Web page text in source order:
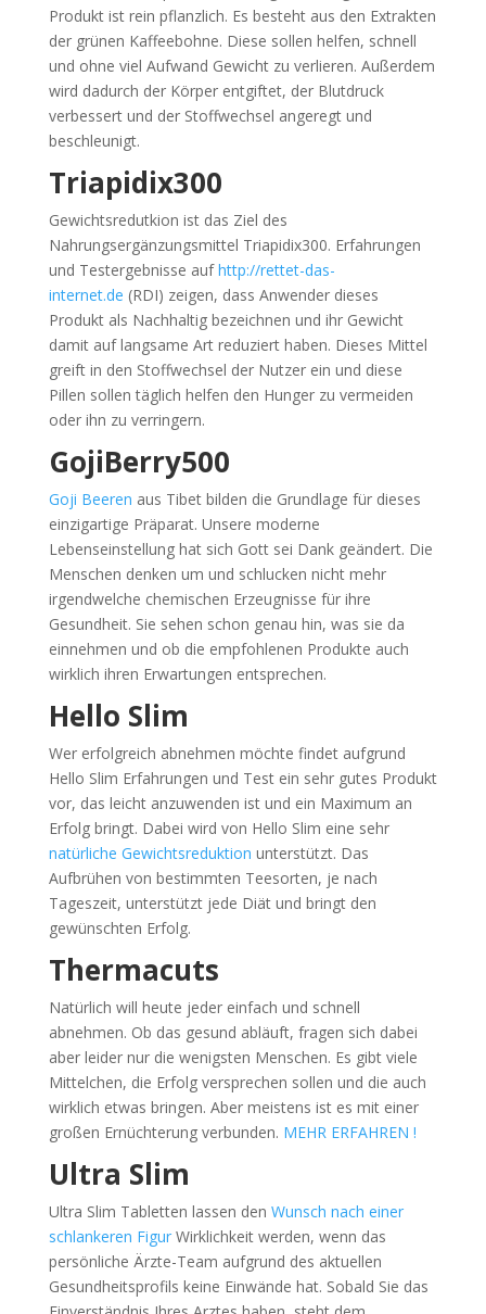
Produkt ist rein pflanzlich. Es besteht aus den Extrakten
der grünen Kaffeebohne. Diese sollen helfen, schnell
und ohne viel Aufwand Gewicht zu verlieren. Außerdem
wird dadurch der Körper entgiftet, der Blutdruck
verbessert und der Stoffwechsel angeregt und
beschleunigt.
Triapidix300
Gewichtsredutkion ist das Ziel des
Nahrungsergänzungsmittel Triapidix300. Erfahrungen
und Testergebnisse aufhttp://rettet-das-
internet.de (RDI) zeigen, dass Anwender dieses
Produkt als Nachhaltig bezeichnen und ihr Gewicht
damit auf langsame Art reduziert haben. Dieses Mittel
greift in den Stoffwechsel der Nutzer ein und diese
Pillen sollen täglich helfen den Hunger zu vermeiden
oder ihn zu verringern.
GojiBerry500
Goji Beeren aus Tibet bilden die Grundlage für dieses
einzigartige Präparat. Unsere moderne
Lebenseinstellung hat sich Gott sei Dank geändert. Die
Menschen denken um und schlucken nicht mehr
irgendwelche chemischen Erzeugnisse für ihre
Gesundheit. Sie sehen schon genau hin, was sie da
einnehmen und ob die empfohlenen Produkte auch
wirklich ihren Erwartungen entsprechen.
Hello Slim
Wer erfolgreich abnehmen möchte findet aufgrund
Hello Slim Erfahrungen und Test ein sehr gutes Produkt
vor, das leicht anzuwenden ist und ein Maximum an
Erfolg bringt. Dabei wird von Hello Slim eine sehr
natürliche Gewichtsreduktion unterstützt. Das
Aufbrühen von bestimmten Teesorten, je nach
Tageszeit, unterstützt jede Diät und bringt den
gewünschten Erfolg.
Thermacuts
Natürlich will heute jeder einfach und schnell
abnehmen. Ob das gesund abläuft, fragen sich dabei
aber leider nur die wenigsten Menschen. Es gibt viele
Mittelchen, die Erfolg versprechen sollen und die auch
wirklich etwas bringen. Aber meistens ist es mit einer
großen Ernüchterung verbunden. MEHR ERFAHREN !
Ultra Slim
Ultra Slim Tabletten lassen den Wunsch nach einer
schlankeren FigurWirklichkeit werden, wenn das
persönliche Ärzte-Team aufgrund des aktuellen
Gesundheitsprofils keine Einwände hat. Sobald Sie das